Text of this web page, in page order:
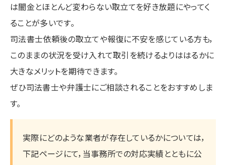
は闇金とほとんど変わらない取立てを好き放題にやってく
ることが多いです。
司法書士依頼後の取立てや報復に不安を感じている方も，
このままの状況を受け入れて取引を続けるよりははるかに
大きなメリットを期待できます。
ぜひ司法書士や弁護士にご相談されることをおすすめしま
す。
実際にどのような業者が存在しているかについては，
下記ページにて，当事務所での対応実績とともに公